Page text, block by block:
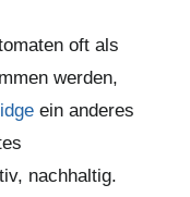
oft als
werden,
ein anderes
nachhaltig.